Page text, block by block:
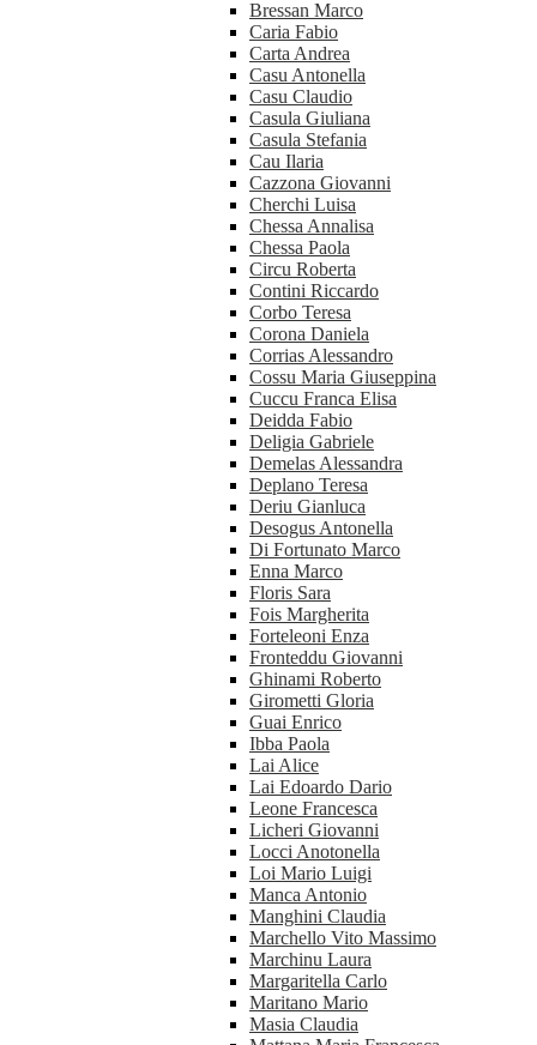
Bressan Marco
Caria Fabio
Carta Andrea
Casu Antonella
Casu Claudio
Casula Giuliana
Casula Stefania
Cau Ilaria
Cazzona Giovanni
Cherchi Luisa
Chessa Annalisa
Chessa Paola
Circu Roberta
Contini Riccardo
Corbo Teresa
Corona Daniela
Corrias Alessandro
Cossu Maria Giuseppina
Cuccu Franca Elisa
Deidda Fabio
Deligia Gabriele
Demelas Alessandra
Deplano Teresa
Deriu Gianluca
Desogus Antonella
Di Fortunato Marco
Enna Marco
Floris Sara
Fois Margherita
Forteleoni Enza
Fronteddu Giovanni
Ghinami Roberto
Girometti Gloria
Guai Enrico
Ibba Paola
Lai Alice
Lai Edoardo Dario
Leone Francesca
Licheri Giovanni
Locci Anotonella
Loi Mario Luigi
Manca Antonio
Manghini Claudia
Marchello Vito Massimo
Marchinu Laura
Margaritella Carlo
Maritano Mario
Masia Claudia